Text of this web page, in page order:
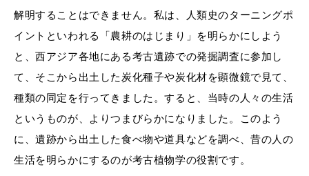
解明することはできません。私は、人類史のターニングポ
イントといわれる「農耕のはじまり」を明らかにしよう
と、西アジア各地にある考古遺跡での発掘調査に参加し
て、そこから出土した炭化種子や炭化材を顕微鏡で見て、
種類の同定を行ってきました。すると、当時の人々の生活
というものが、よりつまびらかになりました。このよう
に、遺跡から出土した食べ物や道具などを調べ、昔の人の
生活を明らかにするのが考古植物学の役割です。